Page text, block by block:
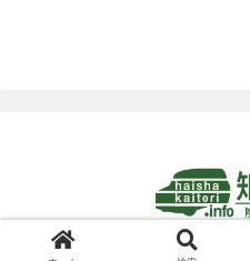
© 2024-2026 知って